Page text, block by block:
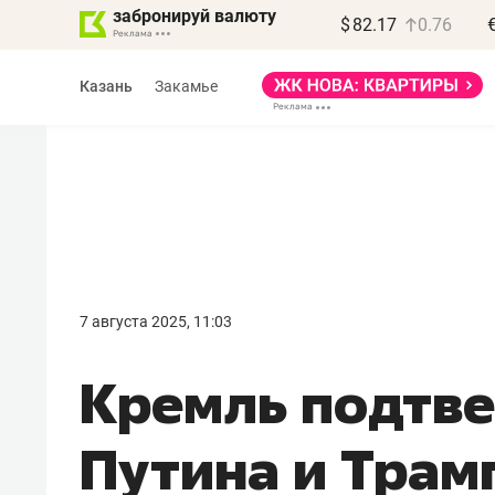
забронируй валюту $ 82.17 0.76
Казань Закамье
7 августа 2025, 11:03
Кремль
Путина и
правил, бизнес может
потерять минимум
полгода»